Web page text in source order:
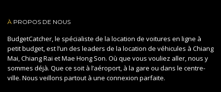
À PROPOS DE NOUS
BudgetCatcher, le spécialiste de la location de voitures en ligne à
petit budget, est l’un des leaders de la location de véhicules à Chiang
Mai, Chiang Rai et Mae Hong Son. Où que vous vouliez aller, nous y
sommes déjà. Que ce soit à l’aéroport, à la gare ou dans le centre-
ville. Nous veillons partout à une connexion parfaite.